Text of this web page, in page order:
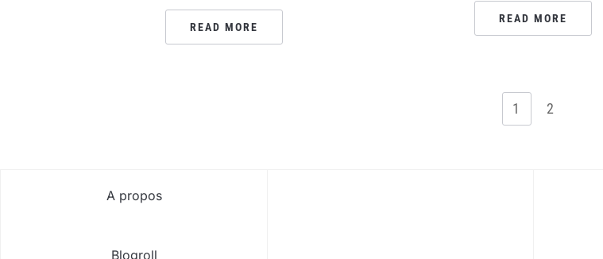
READ MORE
READ MORE
1 2
A propos
Blogroll